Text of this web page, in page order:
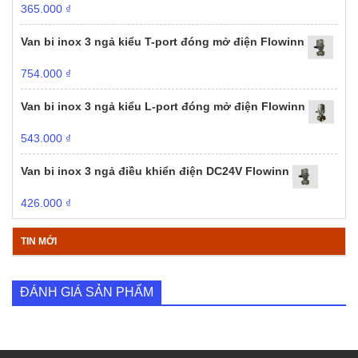
365.000 ₫
Van bi inox 3 ngả kiểu T-port đóng mở điện Flowinn
754.000 ₫
Van bi inox 3 ngả kiểu L-port đóng mở điện Flowinn
543.000 ₫
Van bi inox 3 ngả điều khiển điện DC24V Flowinn
426.000 ₫
TIN MỚI
ĐÁNH GIÁ SẢN PHẨM